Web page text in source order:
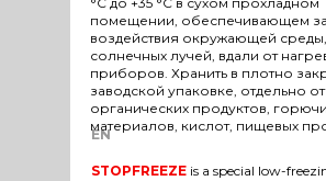
помещении, обеспечивающем
воздействия окружающей
солнечных лучей, вдали от
приборов. Хранить в плотно
заводской упаковке, отдельно от
органических продуктов,
материалов, кислот, пищевых
STOPFREEZE is a special low-
EN